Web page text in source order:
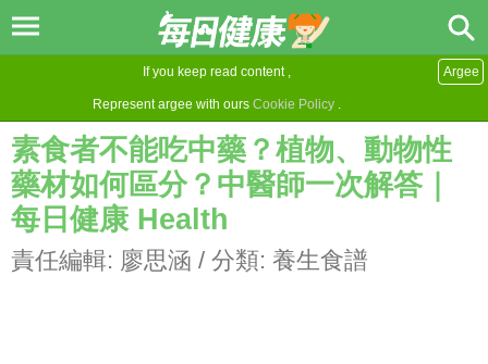
If you keep read content ,
Represent argee with ours Cookie Policy .
Argee
素食者不能吃中藥？植物、動物性
藥材如何區分？中醫師一次解答｜
每日健康 Health
責任編輯: 廖思涵 / 分類: 養生食譜